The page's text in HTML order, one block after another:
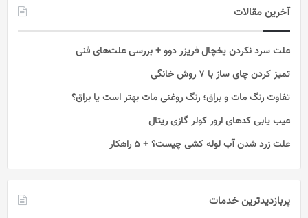
آخرین مقالات
علت سرد نکردن یخچال فریزر دوو + بررسی علت‌های فنی
تمیز کردن چای ساز با ۷ روش خانگی
تفاوت رنگ مات و براق؛ رنگ روغنی مات بهتر است یا براق؟
عیب یابی کدهای ارور کولر گازی ریتال
علت زرد شدن آب لوله کشی چیست؟ + 5 راهکار
پربازدیدترین خدمات